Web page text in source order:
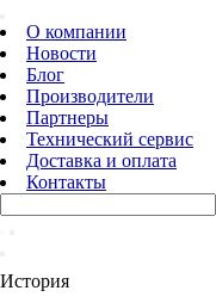
О компании
Новости
Блог
Производители
Партнеры
Технический сервис
Доставка и оплата
Контакты
История